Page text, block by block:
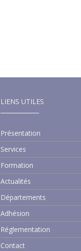
LIENS UTILES
Présentation
Services
Formation
Actualités
Départements
Adhésion
Réglementation
Contact